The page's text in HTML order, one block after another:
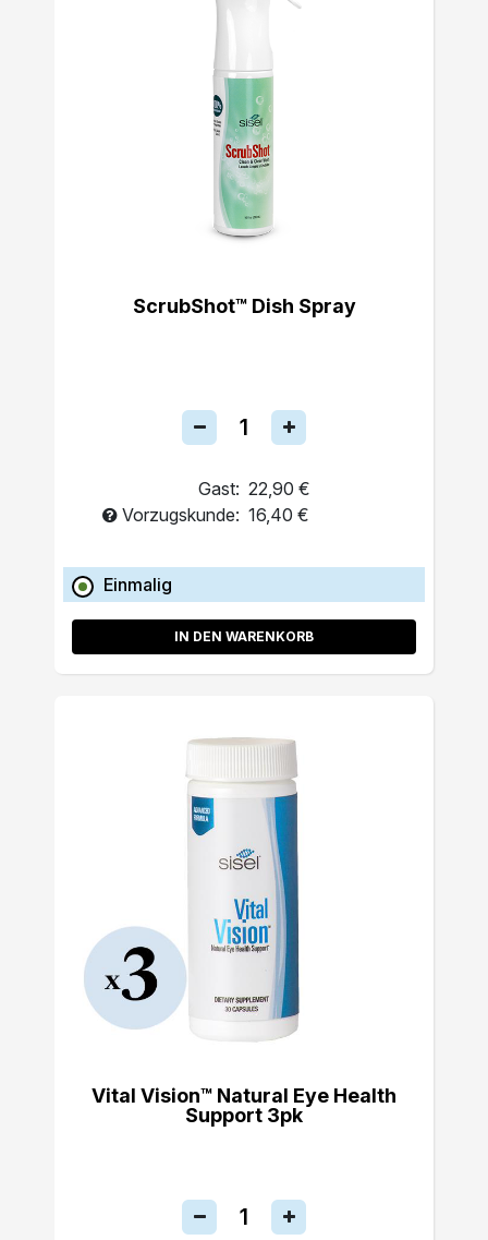
ScrubShot™ Dish Spray
Gast: 22,90 €
Vorzugskunde: 16,40 €
Einmalig
IN DEN WARENKORB
Vital Vision™ Natural Eye Health
Support 3pk